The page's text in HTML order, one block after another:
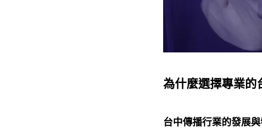
為什麼選擇專業的
台中傳播行業的發展